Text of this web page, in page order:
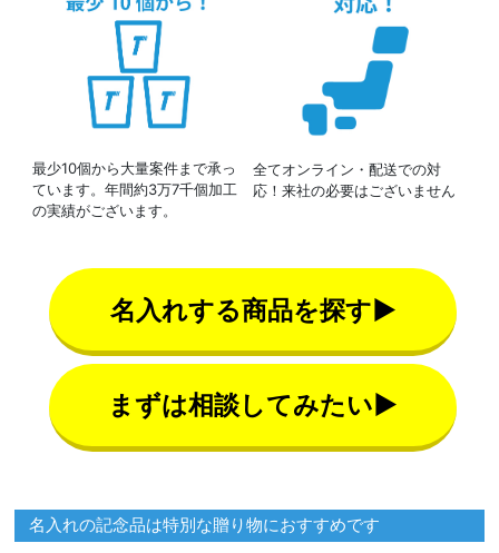
最少10個から大量案件まで承っ
ています。年間約3万7千個加工
の実績がございます。
全てオンライン・配送での対
応！来社の必要はございません
名入れする商品を探す▶
まずは相談してみたい▶
名入れの記念品は特別な贈り物におすすめです